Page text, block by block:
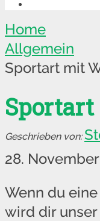
Home
Allgemein
Sportart mit
28.
Wenn du
wird dir